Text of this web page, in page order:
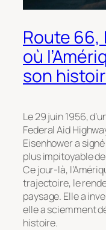
Route 66,
où
son
Le 29 juin 1956,
Federal Aid
Eisenhower a
plus impitoyable
Ce jour-là,
trajectoire, le
paysage. Elle a
elle a sciemment
histoire.